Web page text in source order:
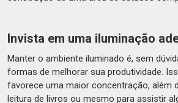
Invista em uma iluminação
Manter o ambiente iluminado é, sem
formas de melhorar sua produtividade.
favorece uma maior concentração, além
leitura de livros ou mesmo para assistir